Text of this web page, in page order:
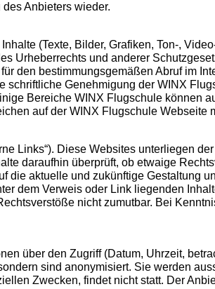
Anbieters wieder.
(Texte, Bilder, Grafiken, Ton-,
Urheberrechts und anderer
den bestimmungsgemäßen Abruf im
Genehmigung der WINX
Bereiche WINX Flugschule können
auf der WINX Flugschule Webseite
Links“). Diese Websites unterliegen
daraufhin überprüft, ob etwaige
die aktuelle und zukünftige Gestaltung
dem Verweis oder Link liegenden
nicht zumutbar. Bei
über den Zugriff (Datum, Uhrzeit,
sind anonymisiert. Sie werden
Zwecken, findet nicht statt. Der